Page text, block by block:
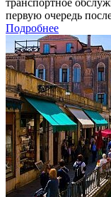
первую очередь
Подробнее